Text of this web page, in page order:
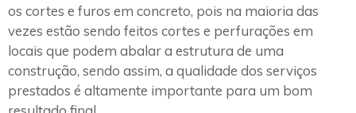
os cortes e furos em concreto, pois na maioria das
vezes estão sendo feitos cortes e perfurações em
locais que podem abalar a estrutura de uma
construção, sendo assim, a qualidade dos serviços
prestados é altamente importante para um bom